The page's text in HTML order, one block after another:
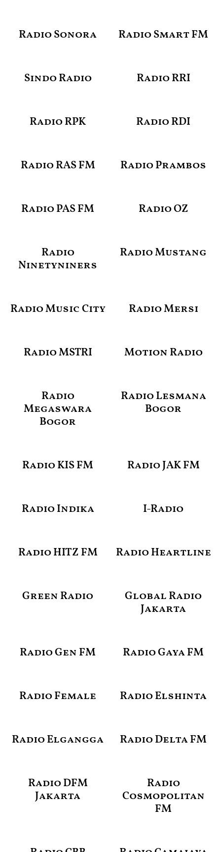
Radio Sonora Radio Smart FM
Sindo Radio Radio RRI
Radio RPK Radio RDI
Radio RAS FM Radio Prambos
Radio PAS FM Radio OZ
Radio
Ninetyniners
Radio Mustang
Radio Music City Radio Mersi
Radio MSTRI Motion Radio
Radio
Megaswara
Bogor
Radio Lesmana
Bogor
Radio KIS FM Radio JAK FM
Radio Indika I-Radio
Radio HITZ FM Radio Heartline
Green Radio
Global Radio
Jakarta
Radio Gen FM Radio Gaya FM
Radio Female Radio Elshinta
Radio Elgangga Radio Delta FM
Radio DFM
Jakarta
Radio
Cosmopolitan
FM